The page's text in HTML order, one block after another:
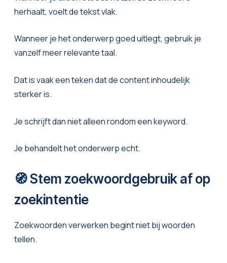
herhaalt, voelt de tekst vlak.
Wanneer je het onderwerp goed uitlegt, gebruik je
vanzelf meer relevante taal.
Dat is vaak een teken dat de content inhoudelijk
sterker is.
Je schrijft dan niet alleen rondom een keyword.
Je behandelt het onderwerp echt.
🧭 Stem zoekwoordgebruik af op
zoekintentie
Zoekwoorden verwerken begint niet bij woorden
tellen.